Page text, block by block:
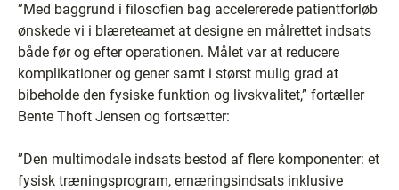
”Med baggrund i filosofien bag accelererede patientforløb
ønskede vi i blæreteamet at designe en målrettet indsats
både før og efter operationen. Målet var at reducere
komplikationer og gener samt i størst mulig grad at
bibeholde den fysiske funktion og livskvalitet,” fortæller
Bente Thoft Jensen og fortsætter:
”Den multimodale indsats bestod af flere komponenter: et
fysisk træningsprogram, ernæringsindsats inklusive